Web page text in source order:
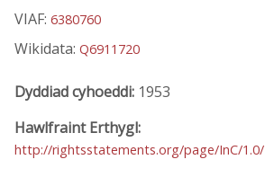
VIAF: 6380760
Wikidata: Q6911720
Dyddiad cyhoeddi: 1953
Hawlfraint Erthygl:
http://rightsstatements.org/page/InC/1.0/